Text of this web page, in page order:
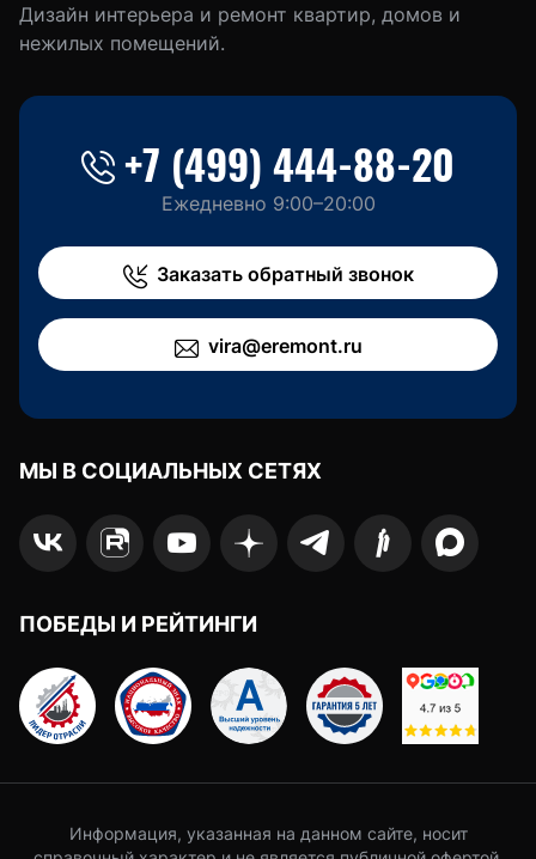
Дизайн интерьера и ремонт квартир, домов и
нежилых помещений.
+7 (499) 444-88-20
Ежедневно 9:00–20:00
Заказать обратный звонок
vira@eremont.ru
МЫ В СОЦИАЛЬНЫХ СЕТЯХ
ПОБЕДЫ И РЕЙТИНГИ
Информация, указанная на данном сайте, носит